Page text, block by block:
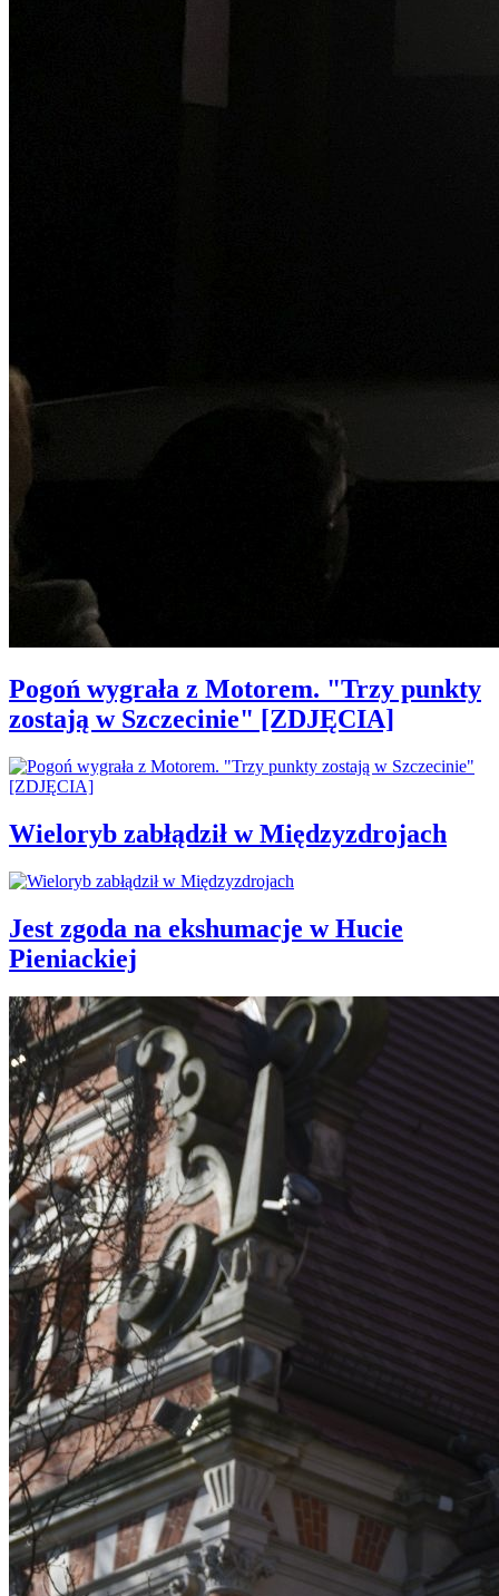
Pogoń wygrała z Motorem. "Trzy punkty
zostają w Szczecinie" [ZDJĘCIA]
Wieloryb zabłądził w Międzyzdrojach
Jest zgoda na ekshumacje w Hucie
Pieniackiej